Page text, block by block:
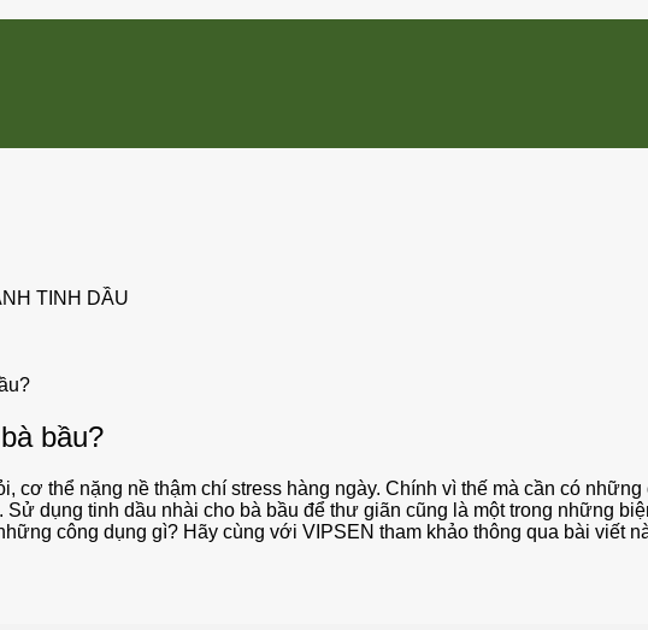
TINH DẦU
bầu?
cơ thể nặng nề thậm chí stress hàng ngày. Chính vì thế mà cần có
Sử dụng tinh dầu nhài cho bà bầu để thư giãn cũng là một trong những
công dụng gì? Hãy cùng với VIPSEN tham khảo thông qua bài viết